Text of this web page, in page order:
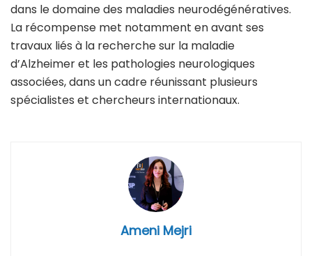
dans le domaine des maladies neurodégénératives.
La récompense met notamment en avant ses
travaux liés à la recherche sur la maladie
d’Alzheimer et les pathologies neurologiques
associées, dans un cadre réunissant plusieurs
spécialistes et chercheurs internationaux.
Ameni Mejri